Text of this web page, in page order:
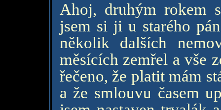
Ahoj, druhým rokem
jsem si ji u starého
několik dalších
měsících zemřel a vše
řečeno, že platit mám
a že smlouvu časem